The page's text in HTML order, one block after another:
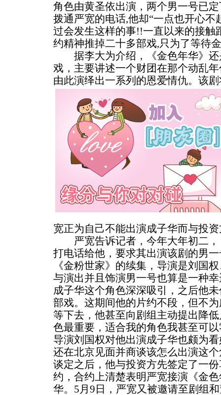
角色由黄圣依出演，两个男一号已
拨通严宽的电话,他却“一点也开心不
过会发生这样的事!!一直以来的接触
约精神推掉二十多部戏,只为了等待
据李大为介绍，《金色年华》还
戏，主要讲述一个财团在那个动乱
由此演绎出一系列的恩爱情仇。 该
宽正为自己不能出演成子华而与投
严宽告诉记者，今年大年初二，
打电话给他，要求其出演该剧的男
《金粉世家》的续集，导演是刘国
与演出并且饰演男一号也算是一种
成子华这个角色深深吸引，之后他
部戏。这期间他的片约不段，但不
等下去，他甚至向剧组主动提出降
色最重要，适合我的角色我甚至可
导演刘国权对他出演成子华也颇为
还在北京见面并商谈该怎么出演这
谈定之后，他与投资方先签定了一
约，合约上清楚表明严宽接演《金
华。5月9日，严宽又被邀请至剧组